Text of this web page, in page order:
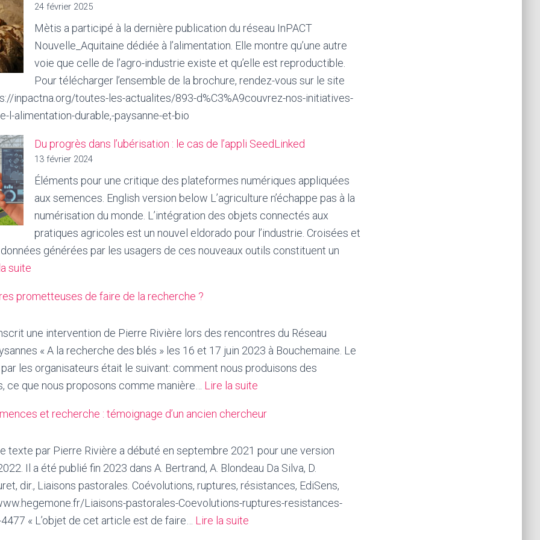
24 février 2025
Mètis a participé à la dernière publication du réseau InPACT
Nouvelle_Aquitaine dédiée à l’alimentation. Elle montre qu’une autre
voie que celle de l’agro-industrie existe et qu’elle est reproductible.
Pour télécharger l’ensemble de la brochure, rendez-vous sur le site
inpactna.org/toutes-les-actualites/893-d%C3%A9couvrez-nos-initiatives-
l-alimentation-durable,-paysanne-et-bio
Du progrès dans l’ubérisation : le cas de l’appli SeedLinked
13 février 2024
Éléments pour une critique des plateformes numériques appliquées
aux semences. English version below L’agriculture n’échappe pas à la
numérisation du monde. L’intégration des objets connectés aux
pratiques agricoles est un nouvel eldorado pour l’industrie. Croisées et
générées par les usagers de ces nouveaux outils constituent un
suite
progrès
l’ubérisation :
le
cas
de
l’appli
prometteuses de faire de la recherche ?
une intervention de Pierre Rivière lors des rencontres du Réseau
« A la recherche des blés » les 16 et 17 juin 2023 à Bouchemaine. Le
les organisateurs était le suivant: comment nous produisons des
ce que nous proposons comme manière… Lire la suite
manières
de
faire
de
la
et recherche : témoignage d’un ancien chercheur
texte par Pierre Rivière a débuté en septembre 2021 pour une version
Il a été publié fin 2023 dans A. Bertrand, A. Blondeau Da Silva, D.
dir., Liaisons pastorales. Coévolutions, ruptures, résistances, EdiSens,
Liaisons-pastorales-Coevolutions-ruptures-resistances-
« L’objet de cet article est de faire… Lire la suite